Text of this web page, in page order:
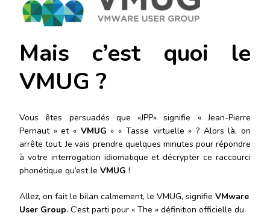
Mais c’est quoi le
VMUG ?
Vous êtes persuadés que «JPP» signifie « Jean-Pierre
Pernaut » et « VMUG» « Tasse virtuelle » ? Alors là, on
arrête tout. Je vais prendre quelques minutes pour répondre
à votre interrogation idiomatique et décrypter ce raccourci
phonétique qu’est le VMUG !
Allez, on fait le bilan calmement, le VMUG, signifie VMware
User Group. C’est parti pour « The » définition officielle du